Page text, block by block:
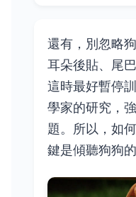
還有，別忽略
耳朵後貼、尾
這時最好暫停
學家的研究，
題。所以，如
鍵是傾聽狗狗的